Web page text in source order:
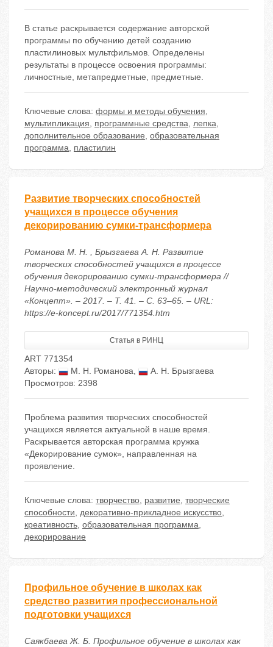
В статье раскрывается содержание авторской
программы по обучению детей созданию
пластилиновых мультфильмов. Определены
результаты в процессе освоения программы:
личностные, метапредметные, предметные.
Ключевые слова: формы и методы обучения,
мультипликация, программные средства, лепка,
дополнительное образование, образовательная
программа, пластилин
Развитие творческих способностей
учащихся в процессе обучения
декорированию сумки-трансформера
Романова М. Н. , Брызгаева А. Н. Развитие
творческих способностей учащихся в процессе
обучения декорированию сумки-трансформера //
Научно-методический электронный журнал
«Концепт». – 2017. – Т. 41. – С. 63–65. – URL:
https://e-koncept.ru/2017/771354.htm
Статья в РИНЦ
ART 771354
Авторы:
М. Н. Романова,
А. Н. Брызгаева
Просмотров: 2398
Проблема развития творческих способностей
учащихся является актуальной в наше время.
Раскрывается авторская программа кружка
«Декорирование сумок», направленная на
проявление.
Ключевые слова: творчество, развитие, творческие
способности, декоративно-прикладное искусство,
креативность, образовательная программа,
декорирование
Профильное обучение в школах как
средство развития профессиональной
подготовки учащихся
Саякбаева Ж. Б. Профильное обучение в школах как